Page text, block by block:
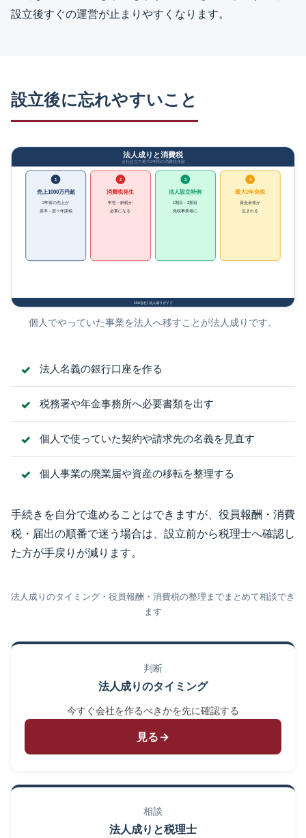
設立後すぐの運営が止まりやすくなります。
設立後に忘れやすいこと
個人でやっていた事業を法人へ移すことが法人成りです。
法人名義の銀行口座を作る
税務署や年金事務所へ必要書類を出す
個人で使っていた契約や請求先の名義を見直す
個人事業の廃業届や資産の移転を整理する
手続きを自分で進めることはできますが、役員報酬・消費
税・届出の順番で迷う場合は、設立前から税理士へ確認し
た方が手戻りが減ります。
法人成りのタイミング・役員報酬・消費税の整理までまとめて相談でき
ます
判断
法人成りのタイミング
今すぐ会社を作るべきかを先に確認する
見る→
相談
法人成りと税理士